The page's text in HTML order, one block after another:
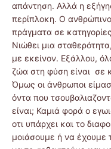
απάντηση. Αλλά η
περίπλοκη. Ο
πράγματα σε
Νιώθει μια
με εκείνον. Εξάλλου,
ζώα στη φύση είναι σε
Όμως οι άνθρωποι
όντα που
είναι; Καμιά φορά ο
οτι υπάρχει και το
μοιάσουμε ή να έχουμε